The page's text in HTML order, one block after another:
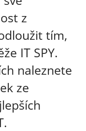
z
tím,
IT SPY.
naleznete
ze